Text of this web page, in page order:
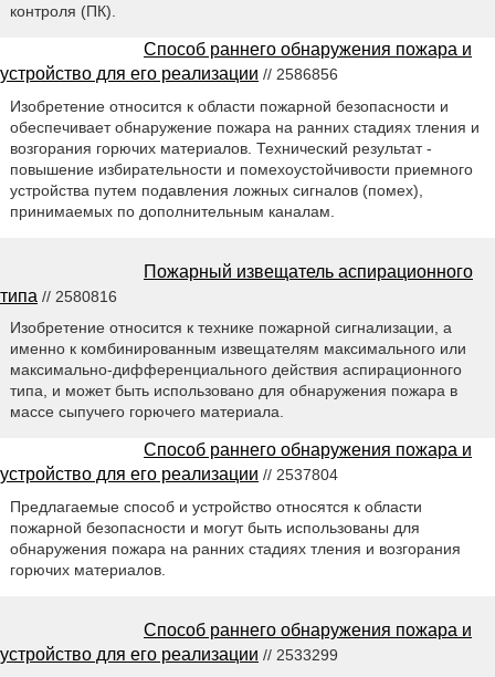
контроля (ПК).
Способ раннего обнаружения пожара и
устройство для его реализации // 2586856
Изобретение относится к области пожарной безопасности и
обеспечивает обнаружение пожара на ранних стадиях тления и
возгорания горючих материалов. Технический результат -
повышение избирательности и помехоустойчивости приемного
устройства путем подавления ложных сигналов (помех),
принимаемых по дополнительным каналам.
Пожарный извещатель аспирационного
типа // 2580816
Изобретение относится к технике пожарной сигнализации, а
именно к комбинированным извещателям максимального или
максимально-дифференциального действия аспирационного
типа, и может быть использовано для обнаружения пожара в
массе сыпучего горючего материала.
Способ раннего обнаружения пожара и
устройство для его реализации // 2537804
Предлагаемые способ и устройство относятся к области
пожарной безопасности и могут быть использованы для
обнаружения пожара на ранних стадиях тления и возгорания
горючих материалов.
Способ раннего обнаружения пожара и
устройство для его реализации // 2533299